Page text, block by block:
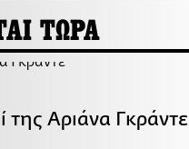
ΤΩΡΑ
της Αριάνα Γκράντε